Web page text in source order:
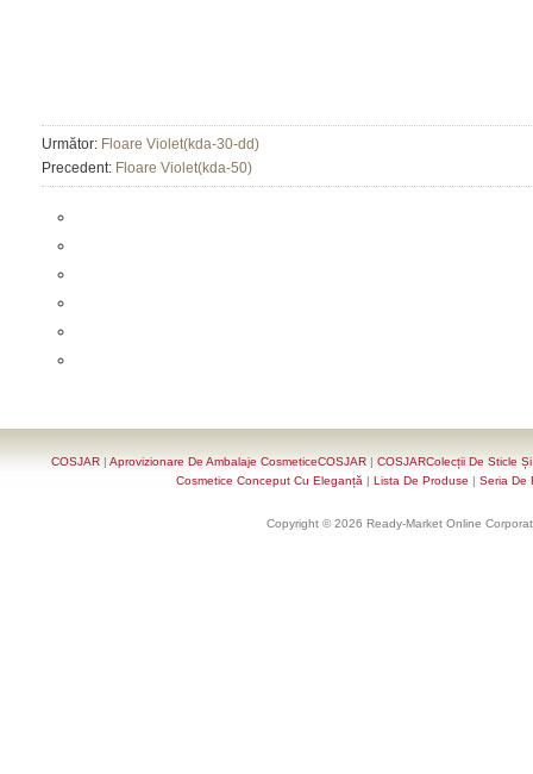
Următor: Floare Violet(kda-30-dd)
Precedent: Floare Violet(kda-50)
COSJAR | Aprovizionare De Ambalaje CosmeticeCOSJAR | COSJARColecții De Sticle
Cosmetice Conceput Cu Eleganță | Lista De Produse | Seria De
Copyright © 2026 Ready-Market Online